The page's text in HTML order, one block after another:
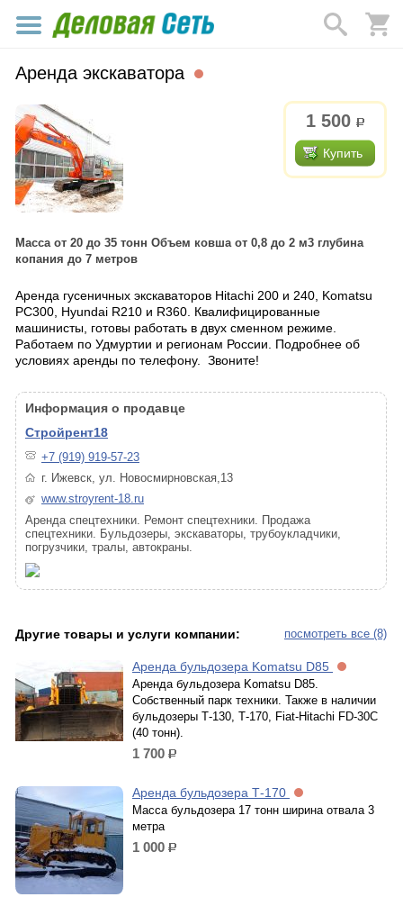
Аренда экскаватора
1 500 р.
Купить
Масса от 20 до 35 тонн Объем ковша от 0,8 до 2 м3 глубина
копания до 7 метров
Аренда гусеничных экскаваторов Hitachi 200 и 240, Komatsu
PC300, Hyundai R210 и R360. Квалифицированные
машинисты, готовы работать в двух сменном режиме.
Работаем по Удмуртии и регионам России. Подробнее об
условиях аренды по телефону. Звоните!
Информация о продавце
Стройрент18
+7 (919) 919-57-23
г. Ижевск, ул. Новосмирновская,13
www.stroyrent-18.ru
Аренда спецтехники. Ремонт спецтехники. Продажа
спецтехники. Бульдозеры, экскаваторы, трубоукладчики,
погрузчики, тралы, автокраны.
посмотреть все (8)
Другие товары и услуги компании:
Аренда бульдозера Komatsu D85
Аренда бульдозера Komatsu D85.
Собственный парк техники. Также в наличии
бульдозеры Т-130, Т-170, Fiat-Hitachi FD-30C
(40 тонн).
1 700 р.
Аренда бульдозера Т-170
Масса бульдозера 17 тонн ширина отвала 3
метра
1 000 р.